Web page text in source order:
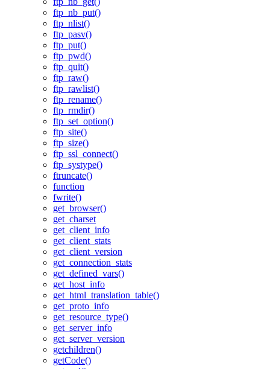
ftp_nb_put()
ftp_nlist()
ftp_pasv()
ftp_put()
ftp_pwd()
ftp_quit()
ftp_raw()
ftp_rawlist()
ftp_rename()
ftp_rmdir()
ftp_set_option()
ftp_site()
ftp_size()
ftp_ssl_connect()
ftp_systype()
ftruncate()
function
fwrite()
get_browser()
get_charset
get_client_info
get_client_stats
get_client_version
get_connection_stats
get_defined_vars()
get_host_info
get_html_translation_table()
get_proto_info
get_resource_type()
get_server_info
get_server_version
getchildren()
getCode()